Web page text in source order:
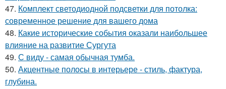
47. Комплект светодиодной подсветки для потолка:
современное решение для вашего дома
48. Какие исторические события оказали наибольшее
влияние на развитие Сургута
49. С виду - самая обычная тумба.
50. Акцентные полосы в интерьере - стиль, фактура,
глубина.